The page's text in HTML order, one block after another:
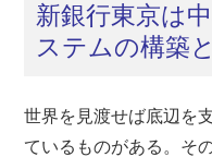
新銀行東京は
ステムの構築
世界を見渡せば底辺を
ているものがある。そ